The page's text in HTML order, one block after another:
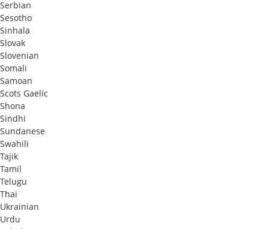
Serbian
Sesotho
Sinhala
Slovak
Slovenian
Somali
Samoan
Scots Gaelic
Shona
Sindhi
Sundanese
Swahili
Tajik
Tamil
Telugu
Thai
Ukrainian
Urdu